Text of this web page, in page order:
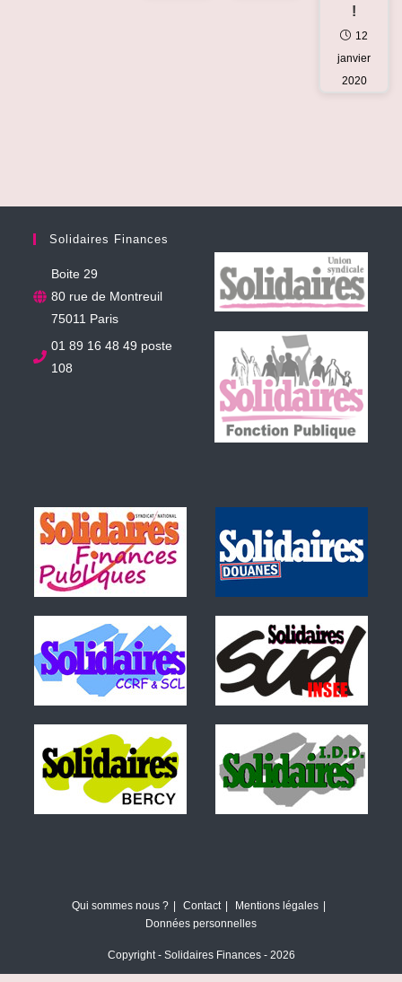
!
12
janvier
2020
Solidaires Finances
Boite 29
80 rue de Montreuil
75011 Paris
01 89 16 48 49 poste
108
Qui sommes nous ? Contact
Mentions légales
Données personnelles
Copyright - Solidaires Finances - 2026